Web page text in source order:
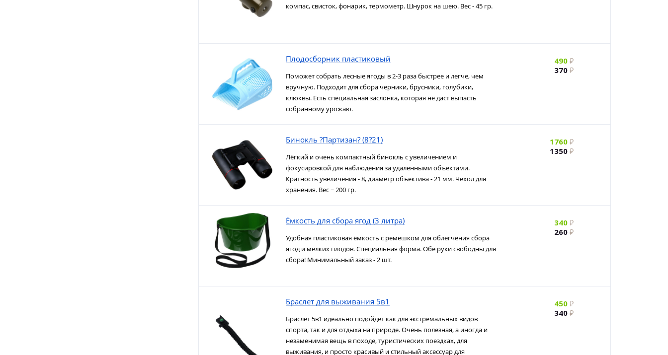
компас, свисток, фонарик, термометр. Шнурок на шею. Вес - 45 гр.
Плодосборник пластиковый
Поможет собрать лесные ягоды в 2-3 раза быстрее и легче, чем
вручную. Подходит для сбора черники, брусники, голубики,
клюквы. Есть специальная заслонка, которая не даст выпасть
собранному урожаю.
490
370
Бинокль ?Партизан? (8?21)
Лёгкий и очень компактный бинокль с увеличением и
фокусировкой для наблюдения за удаленными объектами.
Кратность увеличения - 8, диаметр объектива - 21 мм. Чехол для
хранения. Вес ~ 200 гр.
1760
1350
Ёмкость для сбора ягод (3 литра)
Удобная пластиковая ёмкость с ремешком для облегчения сбора
ягод и мелких плодов. Специальная форма. Обе руки свободны для
сбора! Минимальный заказ - 2 шт.
340
260
Браслет для выживания 5в1
Браслет 5в1 идеально подойдет как для экстремальных видов
спорта, так и для отдыха на природе. Очень полезная, а иногда и
незаменимая вещь в походе, туристических поездках, для
выживания, и просто красивый и стильный аксессуар для
450
340